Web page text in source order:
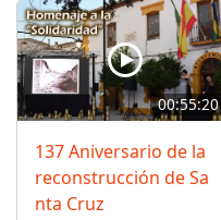
00:55:20
137 Aniversario de la
reconstrucción de Sa
nta Cruz